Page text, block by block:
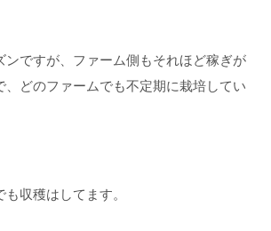
ンですが、ファーム側もそれほど稼ぎが
、どのファームでも不定期に栽培してい
収穫はしてます。